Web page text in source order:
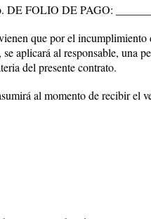
DE FOLIO DE PAGO:
que por el incumplimiento
aplicará al responsable, una
del presente contrato.
al momento de recibir el